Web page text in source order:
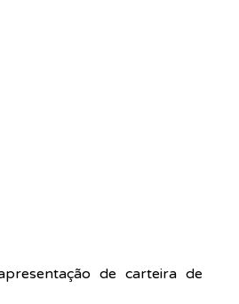
de carteira de